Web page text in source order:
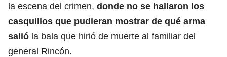
la escena del crimen, donde no se hallaron los
casquillos que pudieran mostrar de qué arma
salió la bala que hirió de muerte al familiar del
general Rincón.